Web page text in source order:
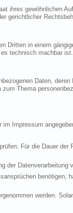
ihres gewöhnlichen
gerichtlicher
Dritten in einem
technisch machbar ist.
Daten, deren
Thema
Impressum
Für die Dauer der
der Datenverarbeitung
benötigen,
werden.